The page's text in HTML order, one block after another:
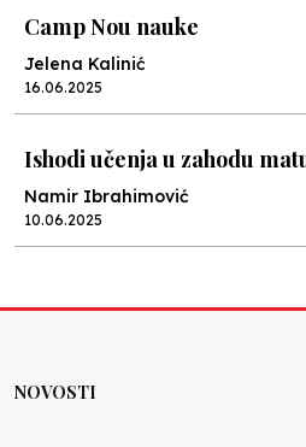
Camp Nou nauke
Jelena Kalinić
16.06.2025
Ishodi učenja u zahodu
Namir Ibrahimović
10.06.2025
NOVOSTI